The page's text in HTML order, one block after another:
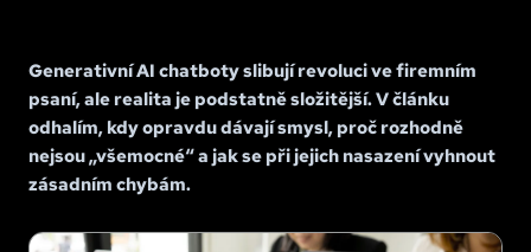
Generativní AI chatboty slibují revoluci ve firemním
psaní, ale realita je podstatně složitější. V článku
odhalím, kdy opravdu dávají smysl, proč rozhodně
nejsou „všemocné“ a jak se při jejich nasazení vyhnout
zásadním chybám.